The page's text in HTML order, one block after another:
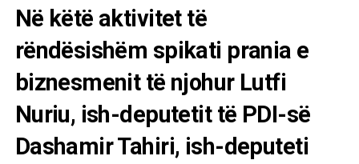
Në këtë aktivitet të
rëndësishëm spikati prania e
biznesmenit të njohur Lutfi
Nuriu, ish-deputetit të PDI-së
Dashamir Tahiri, ish-deputeti